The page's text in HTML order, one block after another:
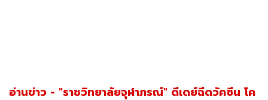
อ่านข่าว - "ราชวิทยาลัยจุฬาภรณ์" ดีเดย์ฉีดวัคซีน โค